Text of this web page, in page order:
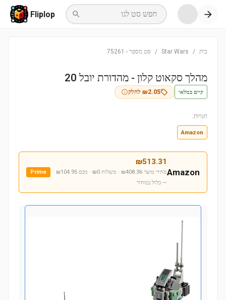
חפש סט לגו Fliplop
בית /
Star Wars
/ סט מספר -
75261
מהלך סקאוט קלון - מהדורת יובל 20
קיים במלאי ₪2.05 לחלק
חנויות:
Amazon
Amazon
₪513.31
מחיר מוצר ₪408.36 · משלוח ₪0 · מכס ₪104.95
— כלול במחיר
Prime